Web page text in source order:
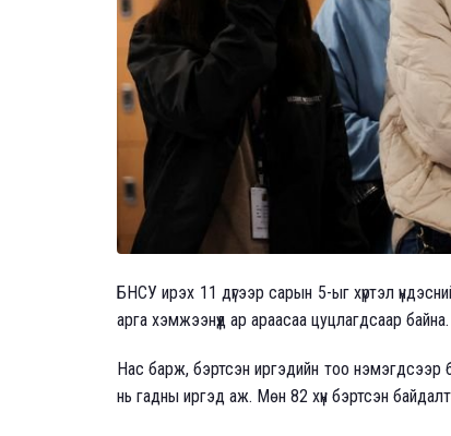
БНСУ ирэх 11 дүгээр сарын 5-ыг хүртэл
арга хэмжээнүүд ар араасаа цуцлагдсаар байна.
Нас барж, бэртсэн иргэдийн тоо нэмэгдсээр
нь гадны иргэд аж. Мөн 82 хүн бэртсэн